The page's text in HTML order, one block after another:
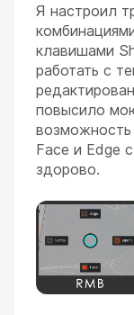
Я настроил
клавишами
работать с
повысило
Face и Edge
здорово.